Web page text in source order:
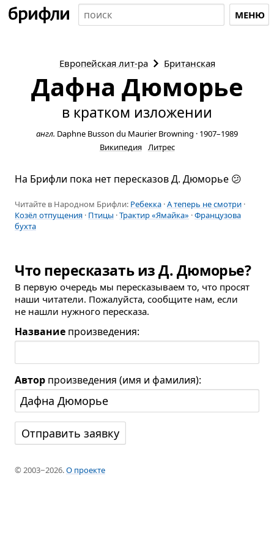
МЕНЮ
Европейская лит-ра Британская
Дафна Дюморье
в кратком изложении
англ. Daphne Busson du Maurier Browning · 1907–1989
Википедия Литрес
На Брифли пока нет пересказов Д. Дюморье 😕
Читайте в Народном Брифли: Ребекка ·А теперь не смотри ·
Козёл отпущения · Птицы ·Трактир «Ямайка» ·Французова
бухта
Что пересказать из Д. Дюморье?
В первую очередь мы пересказываем то, что просят
наши читатели. Пожалуйста, сообщите нам, если
не нашли нужного пересказа.
Название произведения:
Автор произведения (имя и фамилия):
© 2003−2026.О проекте